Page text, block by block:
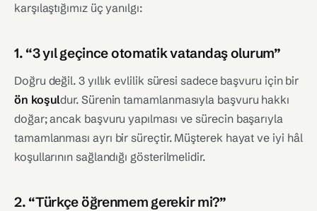
karşılaştığımız üç yanılgı:
1. “3 yıl geçince otomatik vatandaş olurum”
Doğru değil. 3 yıllık evlilik süresi sadece başvuru için bir
ön koşuldur. Sürenin tamamlanmasıyla başvuru hakkı
doğar; ancak başvuru yapılması ve sürecin başarıyla
tamamlanması ayrı bir süreçtir. Müşterek hayat ve iyi hâl
koşullarının sağlandığı gösterilmelidir.
2. “Türkçe öğrenmem gerekir mi?”